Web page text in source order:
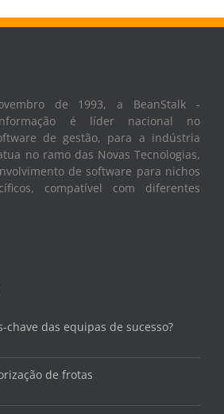
de 1993, a BeanStalk -
é líder nacional no
de gestão, para a indústria
no ramo das Novas Tecnologias,
de software para nichos
compatível com diferentes
chave das equipas de sucesso?
de frotas